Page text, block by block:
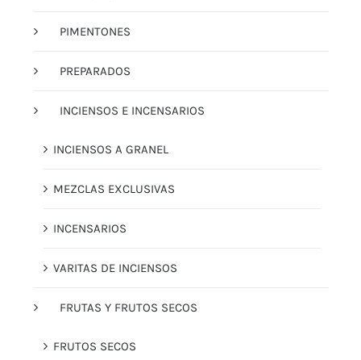
PIMENTONES
PREPARADOS
INCIENSOS E INCENSARIOS
INCIENSOS A GRANEL
MEZCLAS EXCLUSIVAS
INCENSARIOS
VARITAS DE INCIENSOS
FRUTAS Y FRUTOS SECOS
FRUTOS SECOS